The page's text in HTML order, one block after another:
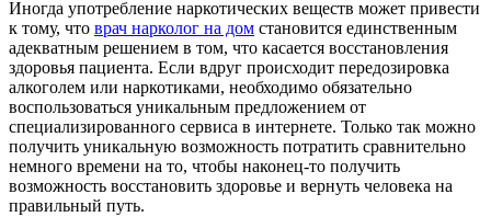
Иногда употребление наркотических веществ может привести
к тому, что врач нарколог на дом становится единственным
адекватным решением в том, что касается восстановления
здоровья пациента. Если вдруг происходит передозировка
алкоголем или наркотиками, необходимо обязательно
воспользоваться уникальным предложением от
специализированного сервиса в интернете. Только так можно
получить уникальную возможность потратить сравнительно
немного времени на то, чтобы наконец-то получить
возможность восстановить здоровье и вернуть человека на
правильный путь.